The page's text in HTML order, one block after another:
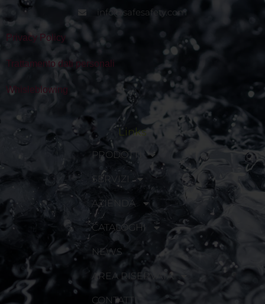
info@safesafety.com
Privacy Policy
Trattamento dati personali
Whisleblowing
Links
PRODOTTI
SERVIZI
AZIENDA
CATALOGHI
NEWS
AREA RISERVATA
CONTATTI